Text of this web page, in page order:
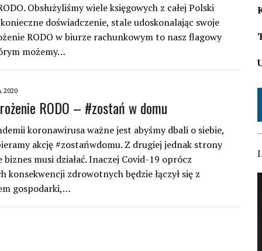
Obsłużyliśmy wiele księgowych z całej Polski
doświadczenie, stale udoskonalając swoje
RODO w biurze rachunkowym to nasz flagowy
możemy…
2020
RODO – #zostań w domu
koronawirusa ważne jest abyśmy dbali o siebie,
akcję #zostańwdomu. Z drugiej jednak strony
biznes musi działać. Inaczej Covid-19 oprócz
konsekwencji zdrowotnych będzie łączył się z
gospodarki,…